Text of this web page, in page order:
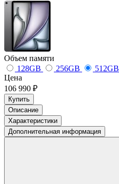
Объем памяти
128GB
256GB 512GB
Цена
106 990 ₽
Купить
Описание
Характеристики
Дополнительная информация